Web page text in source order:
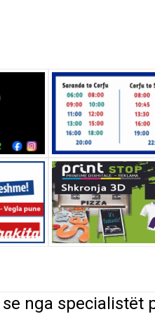
nga specialistët